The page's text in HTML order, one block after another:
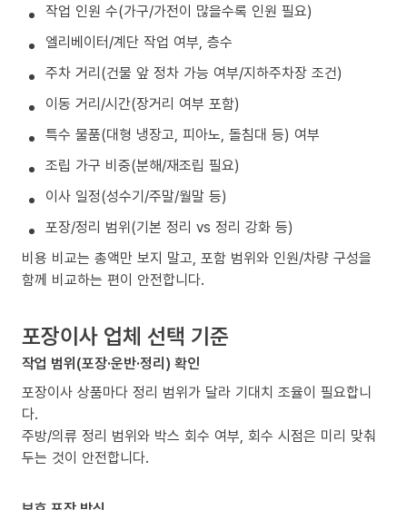
작업 인원 수(가구/가전이 많을수록 인원 필요)
엘리베이터/계단 작업 여부, 층수
주차 거리(건물 앞 정차 가능 여부/지하주차장 조건)
이동 거리/시간(장거리 여부 포함)
특수 물품(대형 냉장고, 피아노, 돌침대 등) 여부
조립 가구 비중(분해/재조립 필요)
이사 일정(성수기/주말/월말 등)
포장/정리 범위(기본 정리 vs 정리 강화 등)
비용 비교는 총액만 보지 말고, 포함 범위와 인원/차량 구성을
함께 비교하는 편이 안전합니다.
포장이사 업체 선택 기준
작업 범위(포장·운반·정리) 확인
포장이사 상품마다 정리 범위가 달라 기대치 조율이 필요합니
다.
주방/의류 정리 범위와 박스 회수 여부, 회수 시점은 미리 맞춰
두는 것이 안전합니다.